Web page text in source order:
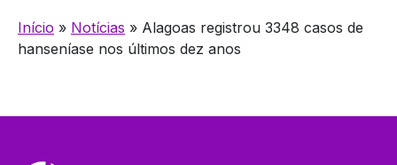
Início » Notícias » Alagoas registrou 3348 casos de
hanseníase nos últimos dez anos